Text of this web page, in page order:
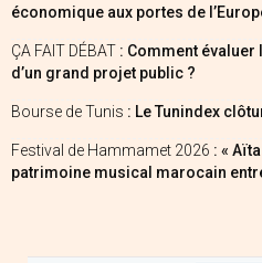
économique aux portes de
ÇA FAIT DÉBAT : Comment évaluer
d’un grand projet public ?
Bourse de Tunis : Le Tunindex
Festival de Hammamet 2026 : «
patrimoine musical marocain